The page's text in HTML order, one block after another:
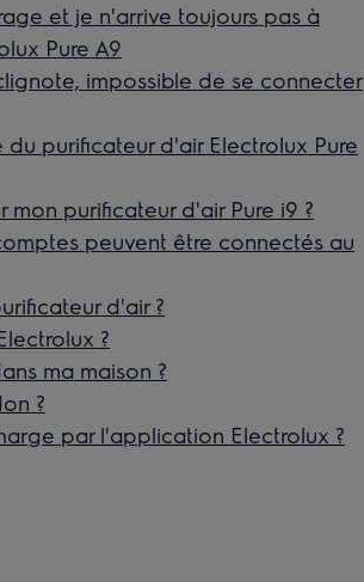
et je n'arrive toujours pas à
Pure A9
impossible de se connecter
purificateur d'air Electrolux Pure
mon purificateur d'air Pure i9 ?
peuvent être connectés au
d'air ?
?
ma maison ?
?
par l'application Electrolux ?